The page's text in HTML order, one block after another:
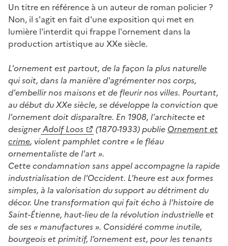
Un titre en référence à un auteur de roman policier ?
Non, il s'agit en fait d'une exposition qui met en
lumière l'interdit qui frappe l'ornement dans la
production artistique au XXe siècle.
L'ornement est partout, de la façon la plus naturelle
qui soit, dans la manière d'agrémenter nos corps,
d'embellir nos maisons et de fleurir nos villes. Pourtant,
au début du XXe siècle, se développe la conviction que
l'ornement doit disparaître. En 1908, l'architecte et
designerAdolf Loos (1870-1933) publie Ornement et
crime, violent pamphlet contre « le fléau
ornementaliste de l'art ».
Cette condamnation sans appel accompagne la rapide
industrialisation de l'Occident. L'heure est aux formes
simples, à la valorisation du support au détriment du
décor. Une transformation qui fait écho à l'histoire de
Saint-Étienne, haut-lieu de la révolution industrielle et
de ses « manufactures ». Considéré comme inutile,
bourgeois et primitif, l’ornement est, pour les tenants